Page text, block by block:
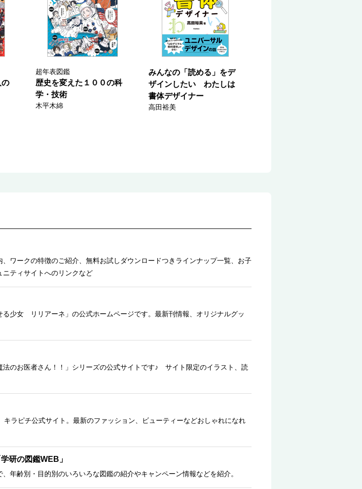
の
超年表図鑑
歴史を変えた１００の科
学・技術
木平木綿
みんなの「読める」をデ
ザインしたい わたしは
書体デザイナー
高田裕美
ワークの特徴のご紹介、無料お試しダウンロードつきラインナップ一覧、お子
ティサイトへのリンクなど
少女 リリアーネ」の公式ホームページです。最新刊情報、オリジナルグッ
のお医者さん！！」シリーズの公式サイトです♪ サイト限定のイラスト、読
ラピチ公式サイト。最新のファッション、ビューティーなどおしゃれになれ
研の図鑑WEB」
年齢別・目的別のいろいろな図鑑の紹介やキャンペーン情報などを紹介。